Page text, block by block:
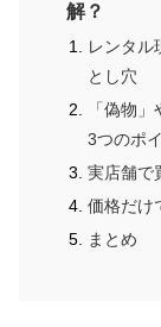
解？
レンタル
とし穴
「偽物
3つのポ
実店舗で
価格だけ
まとめ